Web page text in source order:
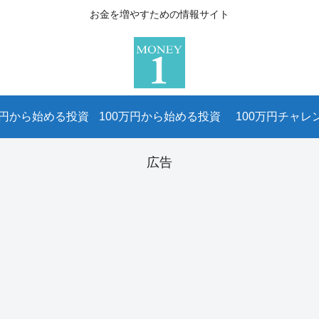
お金を増やすための情報サイト
から始める投資 100万円から始める投資 100万円チャレ
広告